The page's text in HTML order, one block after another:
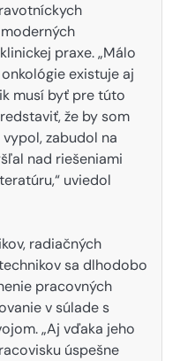
praxe. „Málo
existuje aj
musí byť pre túto
že by som
zabudol na
nad riešeniami
uviedol
radiačných
sa dlhodobo
pracovných
v súlade s
„Aj vďaka jeho
úspešne